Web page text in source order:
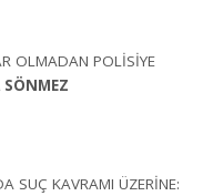
OLMADAN POLİSİYE
SUÇ KAVRAMI ÜZERİNE: